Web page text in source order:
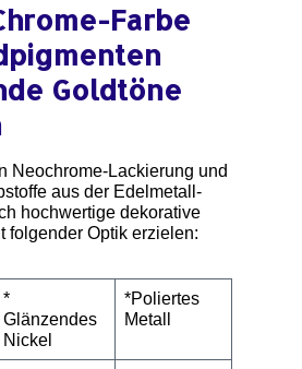
Farbe
Goldtöne
Neochrome-Lackierung und
aus der Edelmetall-
hochwertige dekorative
folgender Optik erzielen:
*
Glänzendes
Nickel
*Poliertes
Metall